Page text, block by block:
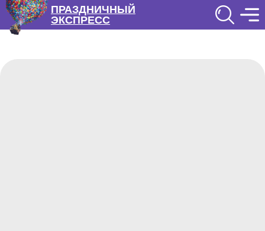
ПРАЗДНИЧНЫЙ
ЭКСПРЕСС